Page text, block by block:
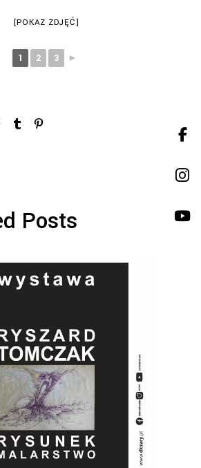
[POKAZ ZDJĘĆ]
1 2 3 ►
Posts